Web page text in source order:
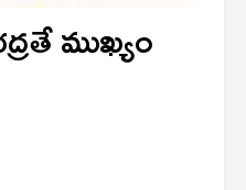
ముఖ్యం